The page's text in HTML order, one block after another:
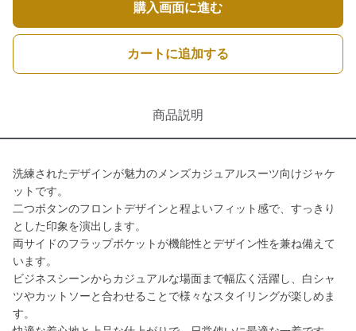
購入画面に進む
カートに追加する
商品説明
洗練されたデザインが魅力のメンズカジュアルスーツ向けジャケ
ットです。
二つボタンのフロントデザインと程よいフィット感で、すっきり
とした印象を演出します。
両サイドのフラップポケットが機能性とデザイン性を兼ね備えて
います。
ビジネスシーンからカジュアルな場面まで幅広く活躍し、白シャ
ツやカットソーと合わせることで様々なスタイリングが楽しめま
す。